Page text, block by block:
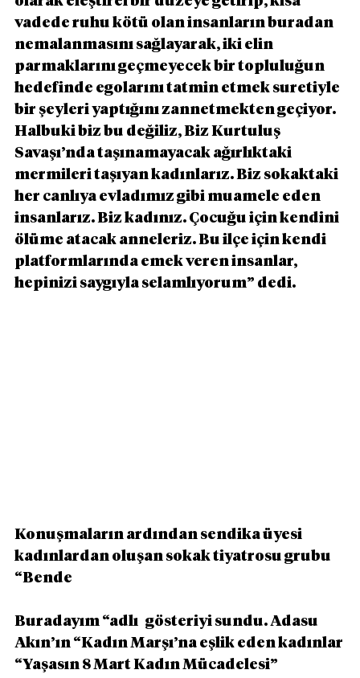
vadede ruhu kötü olan insanların buradan
nemalanmasını sağlayarak, iki elin
parmaklarını geçmeyecek bir topluluğun
hedefinde egolarını tatmin etmek suretiyle
bir şeyleri yaptığını zannetmekten geçiyor.
Halbuki biz bu değiliz, Biz Kurtuluş
Savaşı’nda taşınamayacak ağırlıktaki
mermileri taşıyan kadınlarız. Biz sokaktaki
her canlıya evladımız gibi muamele eden
insanlarız. Biz kadınız. Çocuğu için kendini
ölüme atacak anneleriz. Bu ilçe için kendi
platformlarında emek veren insanlar,
hepinizi saygıyla selamlıyorum” dedi.
Konuşmaların ardından sendika üyesi
kadınlardan oluşan sokak tiyatrosu grubu
“Bende
Buradayım “adlı   gösteriyi sundu. Adasu
Akın’ın “Kadın Marşı’na eşlik eden kadınlar
“Yaşasın 8 Mart Kadın Mücadelesi”